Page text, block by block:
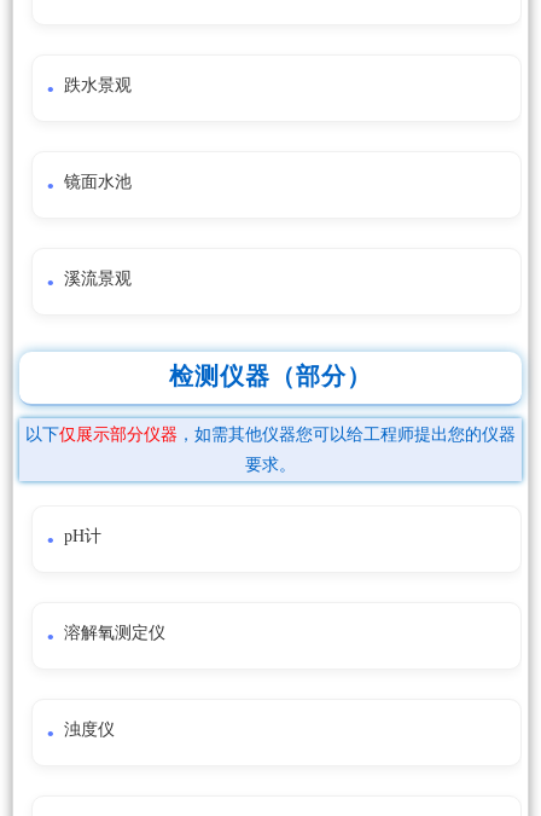
跌水景观
镜面水池
溪流景观
检测仪器（部分）
以下仅展示部分仪器 ，如需其他仪器您可以给工程师提出您的仪器
要求。
pH计
溶解氧测定仪
浊度仪